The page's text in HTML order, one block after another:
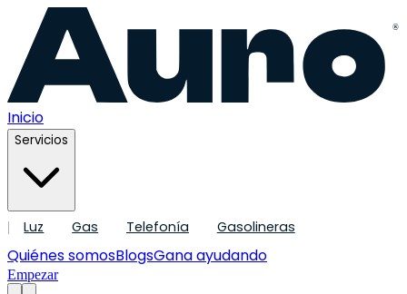
®
Inicio
Servicios
| Luz Gas Telefonía Gasolineras
Quiénes somosBlogsGana ayudando
Empezar